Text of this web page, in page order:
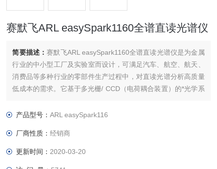
赛默飞ARL easySpark1160全谱直读光谱仪
简要描述：赛默飞ARL easySpark1160全谱直读光谱仪是为金属
行业的中小型工厂及实验室而设计，可满足汽车、航空、航天、
消费品等多种行业的零部件生产过程中，对直读光谱分析高质量
低成本的需求。它基于多光栅/ CCD（电荷耦合装置）的*光学系
产品型号：ARL easySpark116
厂商性质：经销商
更新时间： 2020-03-20